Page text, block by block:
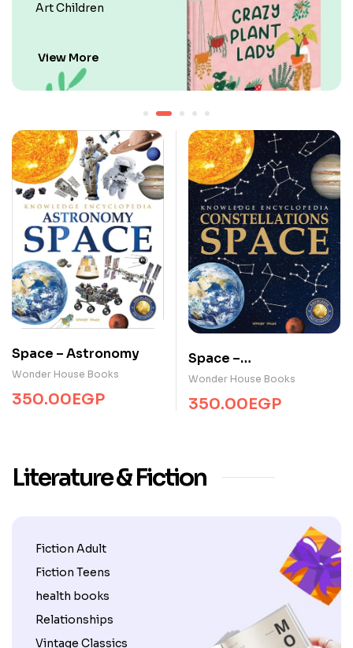
Art Children
View More
Space – Astronomy
Wonder House Books
350.00EGP
Space –
Constellations
Wonder House Books
350.00EGP
Literature & Fiction
Fiction Adult
Fiction Teens
health books
Relationships
Vintage Classics